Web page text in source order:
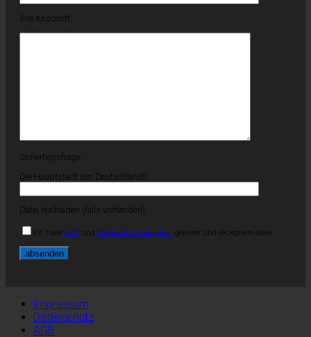
Ihre Anschrift
Sicherheitsfrage
Die Hauptstadt von Deutschland?
Datei hochladen (falls vorhanden):
Ich habe AGB und Datenschutzvorgaben gelesen und akzeptiere diese.
Impressum
Datenschutz
AGB